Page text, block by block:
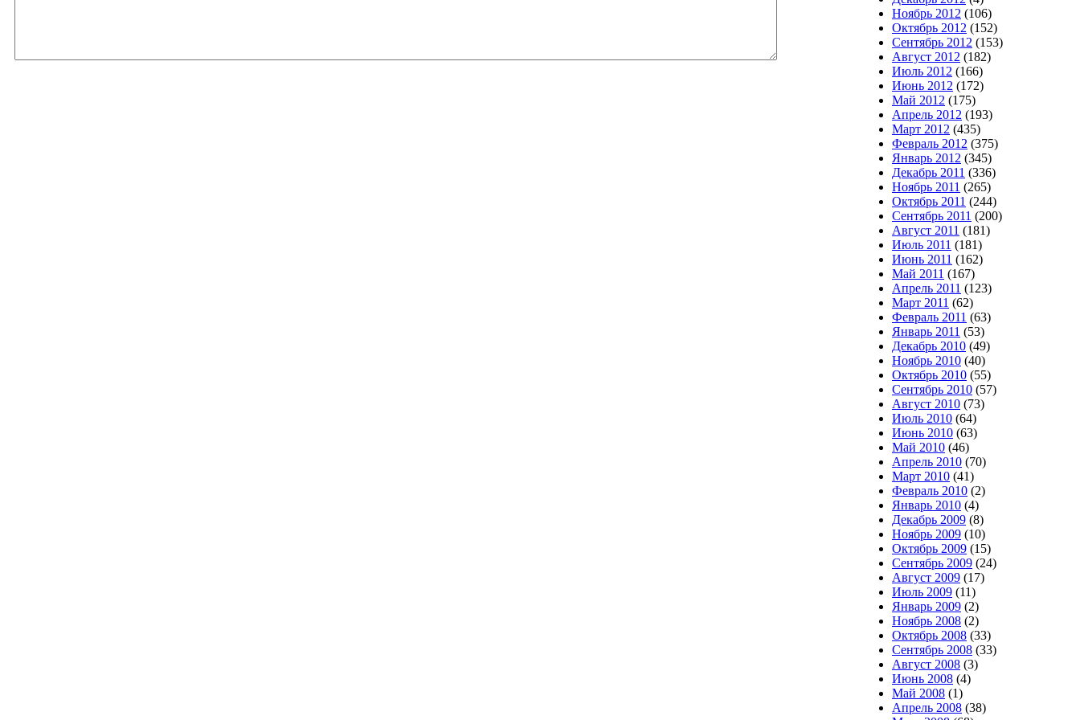
Ноябрь 2012 (106)
Октябрь 2012 (152)
Сентябрь 2012 (153)
Август 2012 (182)
Июль 2012 (166)
Июнь 2012 (172)
Май 2012 (175)
Апрель 2012 (193)
Март 2012 (435)
Февраль 2012 (375)
Январь 2012 (345)
Декабрь 2011 (336)
Ноябрь 2011 (265)
Октябрь 2011 (244)
Сентябрь 2011 (200)
Август 2011 (181)
Июль 2011 (181)
Июнь 2011 (162)
Май 2011 (167)
Апрель 2011 (123)
Март 2011 (62)
Февраль 2011 (63)
Январь 2011 (53)
Декабрь 2010 (49)
Ноябрь 2010 (40)
Октябрь 2010 (55)
Сентябрь 2010 (57)
Август 2010 (73)
Июль 2010 (64)
Июнь 2010 (63)
Май 2010 (46)
Апрель 2010 (70)
Март 2010 (41)
Февраль 2010 (2)
Январь 2010 (4)
Декабрь 2009 (8)
Ноябрь 2009 (10)
Октябрь 2009 (15)
Сентябрь 2009 (24)
Август 2009 (17)
Июль 2009 (11)
Январь 2009 (2)
Ноябрь 2008 (2)
Октябрь 2008 (33)
Сентябрь 2008 (33)
Август 2008 (3)
Июнь 2008 (4)
Май 2008 (1)
Апрель 2008 (38)